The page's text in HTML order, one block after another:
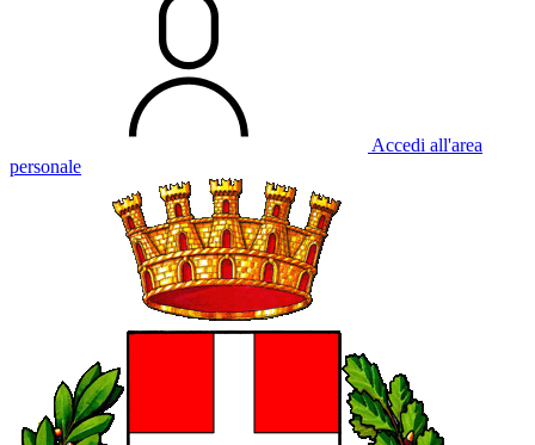
Accedi all'area
personale